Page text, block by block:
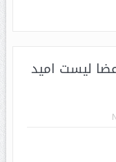
لیست امید